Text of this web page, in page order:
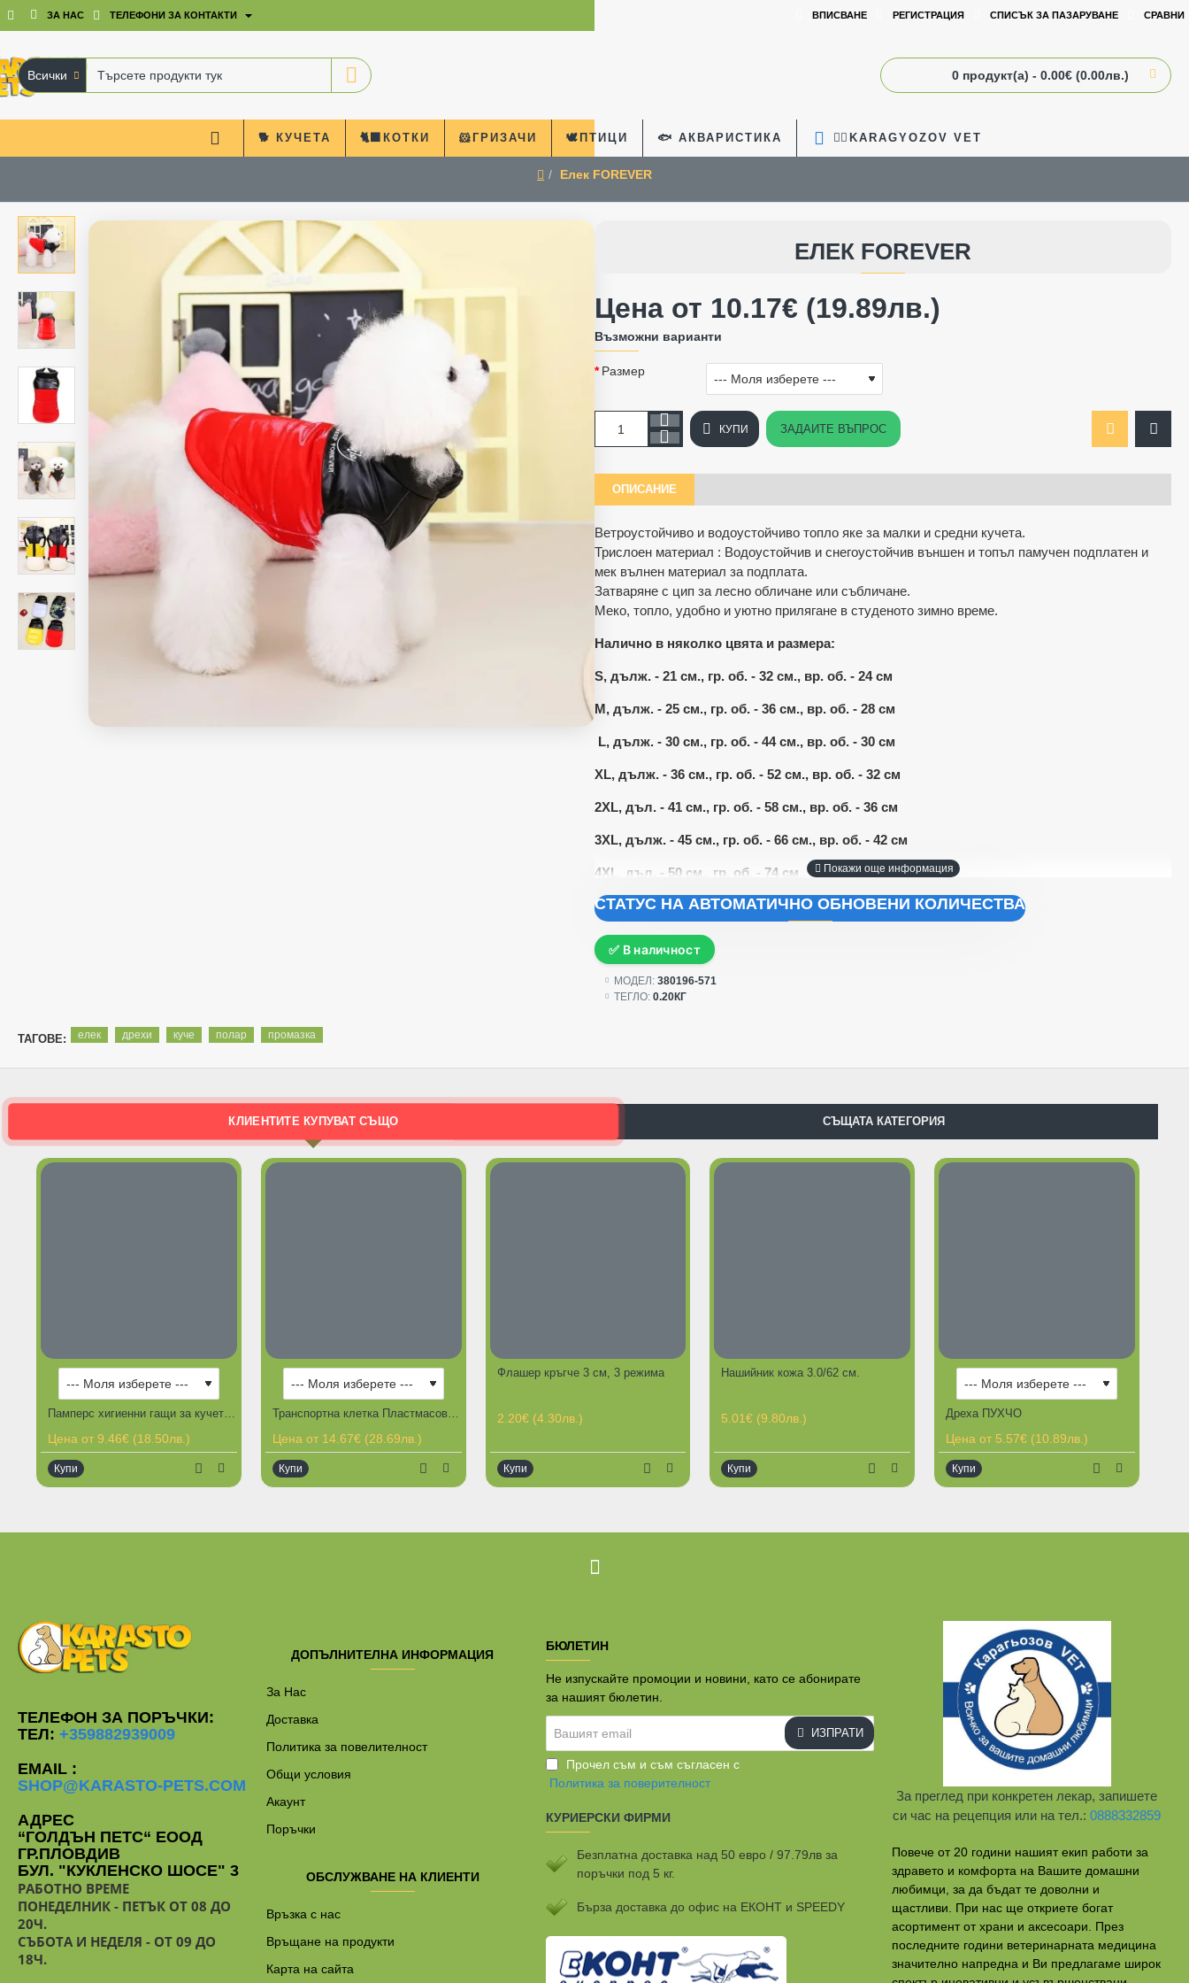
ЗА НАС ТЕЛЕФОНИ ЗА КОНТАКТИ ВПИСВАНЕ РЕГИСТРАЦИЯ СПИСЪК ЗА ПАЗАРУВАНЕ СРАВНИ
Всички
Търсете
продукти
тук
0 продукт(а) - 0.00€ (0.00лв.)
🐕 КУЧЕТА 🐈‍⬛КОТКИ 🐹ГРИЗАЧИ 🕊️ПТИЦИ 🐟 АКВАРИСТИКА 🧑‍⚕️KARAGYOZOV VET
Елек FOREVER
ЕЛЕК FOREVER
ОПИСАНИЕ
Ветроустойчиво и водоустойчиво топло яке за малки и средни кучета.
Трислоен материал : Водоустойчив и снегоустойчив външен и топъл памучен подплатен и
мек вълнен материал за подплата.
Затваряне с цип за лесно обличане или събличане.
Меко, топло, удобно и уютно прилягане в студеното зимно време.
Налично в няколко цвята и размера:
S, дълж. - 21 см., гр. об. - 32 см., вр. об. - 24 см
M, дълж. - 25 см., гр. об. - 36 см., вр. об. - 28 см
L, дълж. - 30 см., гр. об. - 44 см., вр. об. - 30 см
XL, дълж. - 36 см., гр. об. - 52 см., вр. об. - 32 см
2XL, дъл. - 41 см., гр. об. - 58 см., вр. об. - 36 см
3XL, дълж. - 45 см., гр. об. - 66 см., вр. об. - 42 см
4XL, дъл. - 50 см., гр. об. - 74 см., вр. об. - 46 см
СТАТУС НА АВТОМАТИЧНО ОБНОВЕНИ КОЛИЧЕСТВА
✅ В наличност
МОДЕЛ: 380196-571
ТЕГЛО: 0.20КГ
Цена от 10.17€ (19.89лв.)
Възможни варианти
Размер
КУПИ ЗАДАЙТЕ ВЪПРОС
ТАГОВЕ: елек дрехи куче полар промазка
КЛИЕНТИТЕ КУПУВАТ СЪЩО СЪЩАТА КАТЕГОРИЯ
ГОРЕЩИ ПРЕДЛОЖЕНИЯ
Цена от 9.46€ (18.50лв.)
Купи
Транспортна клетка Пластмасова с метална вратичка Фреш за котки или малки кучета
Цена от 14.67€ (28.69лв.)
Купи
Флашер кръгче 3 см, 3 режима
2.20€ (4.30лв.)
Купи
Нашийник кожа 3.0/62 см.
5.01€ (9.80лв.)
Купи
Дреха ПУХЧО
Цена от 5.57€ (10.89лв.)
Купи
ТЕЛЕФОН ЗА ПОРЪЧКИ:
ТЕЛ: +359882939009
EMAIL :
SHOP@KARASTO-PETS.COM
АДРЕС
“ГОЛДЪН ПЕТС“ ЕООД
ГР.ПЛОВДИВ
БУЛ. "КУКЛЕНСКО ШОСЕ" 3
РАБОТНО ВРЕМЕ
ПОНЕДЕЛНИК - ПЕТЪК ОТ 08 ДО
20Ч.
СЪБОТА И НЕДЕЛЯ - ОТ 09 ДО
18Ч.
ДОПЪЛНИТЕЛНА ИНФОРМАЦИЯ
За Нас
Доставка
Политика за повелителност
Общи условия
Акаунт
Поръчки
ОБСЛУЖВАНЕ НА КЛИЕНТИ
Връзка с нас
Връщане на продукти
Карта на сайта
БЮЛЕТИН
Не изпускайте промоции и новини, като се абонирате
за нашият бюлетин.
email
ИЗПРАТИ
Прочел съм и съм съгласен с
Политика за поверителност
КУРИЕРСКИ ФИРМИ
Безплатна доставка над 50 евро / 97.79лв за
поръчки под 5 кг.
Бързa доставка до офис на ЕКОНТ и SPEEDY
За преглед при конкретен лекар, запишете
си час на рецепция или на тел.:0888332859
Повече от 20 години нашият екип работи за
здравето и комфорта на Вашите домашни
любимци, за да бъдат те доволни и
щастливи. При нас ще откриете богат
асортимент от храни и аксесоари. През
последните години ветеринарната медицина
значително напредна и Ви предлагаме широк